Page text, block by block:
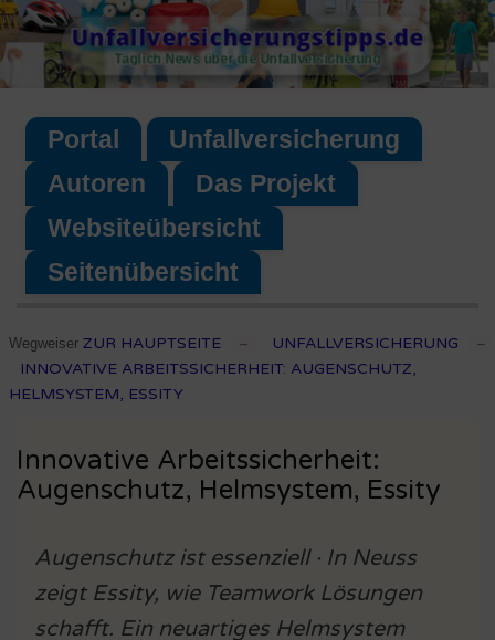
Skip
to
content
Unfallversicherungstipps.de
Täglich News über die Unfallversicherung
Portal
Unfallversicherung
Autoren
Das Projekt
Websiteübersicht
Seitenübersicht
Wegweiser ZUR HAUPTSEITE – UNFALLVERSICHERUNG –
INNOVATIVE ARBEITSSICHERHEIT: AUGENSCHUTZ,
HELMSYSTEM, ESSITY
Innovative Arbeitssicherheit:
Augenschutz, Helmsystem, Essity
Augenschutz ist essenziell · In Neuss
zeigt Essity, wie Teamwork Lösungen
schafft. Ein neuartiges Helmsystem